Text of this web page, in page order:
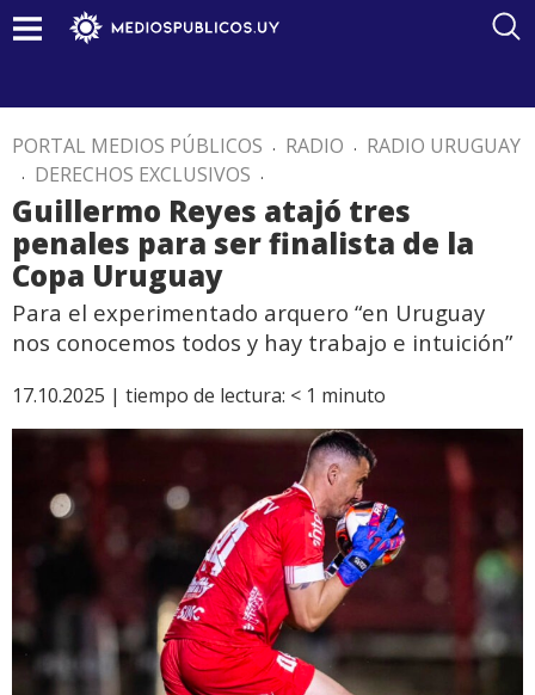
PORTAL MEDIOS PÚBLICOS . RADIO . RADIO URUGUAY
. DERECHOS EXCLUSIVOS .
Guillermo Reyes atajó tres
penales para ser finalista de la
Copa Uruguay
Para el experimentado arquero “en Uruguay
nos conocemos todos y hay trabajo e intuición”
17.10.2025 | tiempo de lectura: < 1 minuto